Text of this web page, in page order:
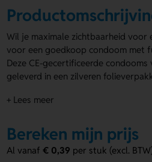
Wil je maximale zichtbaarheid voor
voor een goedkoop condoom met
Deze CE-gecertificeerde condooms
geleverd in een zilveren
bedrukt met jouw logo of ontwerp
en een knipoog.
Voordelen van de
+ Lees meer
Bereken mijn prijs
Al vanaf€ 0,39 per stuk (excl.